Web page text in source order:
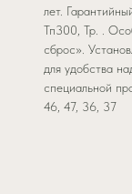
лет.
Тп300, Тр. .
сброс».
для удобства
специальной
46, 47, 36, 37